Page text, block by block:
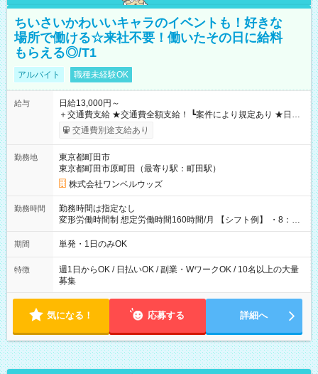
ちいさいかわいいキャラのイベントも！好きな
場所で働ける☆来社不要！働いたその日に給料
もらえる◎/T1
アルバイト 職種未経験OK
給与
日給13,000円～
＋交通費支給 ★交通費全額支給！ ┗案件により規定あり ★日払
いOK！（規定あり） ┗働いたその日に現金GET♪ お仕事後はコ
ンビニATMから 日払い分を引き落とせます！ 【試用期間】試
交通費別途支給あり
勤務地
東京都町田市
東京都町田市原町田（最寄り駅：町田駅）
株式会社ワンベルウッズ
勤務時間
勤務時間は指定なし
変形労働時間制 想定労働時間160時間/月 【シフト例】 ・8：00
～21：00
期間 単発・1日のみOK
特徴
週1日からOK / 日払いOK / 副業・WワークOK / 10名以上の大量
募集
気になる！ 応募する 詳細へ